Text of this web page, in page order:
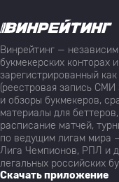
Винрейтинг —
букмекерских конторах
зарегистрированный
(реестровая запись
и обзоры букмекеров,
материалы для
расписание матчей,
по ведущим лигам мира
Лига Чемпионов, РПЛ и
легальных российских
Скачать приложение